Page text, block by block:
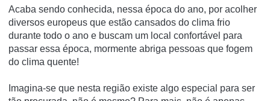
Acaba sendo conhecida, nessa época do ano, por acolher
diversos europeus que estão cansados do clima frio
durante todo o ano e buscam um local confortável para
passar essa época, mormente abriga pessoas que fogem
do clima quente!
Imagina-se que nesta região existe algo especial para ser